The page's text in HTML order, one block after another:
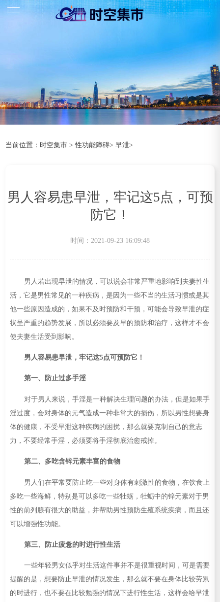
当前位置： 时空集市 >性功能障碍>早泄>
男人容易患早泄，牢记这5点，可预
防它！
时间：2021-09-23 16:09:48
男人若出现早泄的情况，可以说会非常严重地影响到夫妻性生
活，它是男性常见的一种疾病，是因为一些不当的生活习惯或是其
他一些原因造成的，如果不及时预防和干预，可能会导致早泄的症
状呈严重的趋势发展，所以必须要及早的预防和治疗，这样才不会
使夫妻生活受到影响。
男人容易患早泄，牢记这5点可预防它！
第一、防止过多手淫
对于男人来说，手淫是一种解决生理问题的办法，但是如果手
淫过度，会对身体的元气造成一种非常大的损伤，所以男性想要身
体的健康，不受早泄这种疾病的困扰，那么就要克制自己的意志
力，不要经常手淫，必须要将手淫彻底治愈戒掉。
第二、多吃含锌元素丰富的食物
男人们在平常要防止吃一些对身体有刺激性的食物，在饮食上
多吃一些海鲜，特别是可以多吃一些牡蛎，牡蛎中的锌元素对于男
性的前列腺有很大的助益，并帮助男性预防生殖系统疾病，而且还
可以增强性功能。
第三、防止疲惫的时进行性生活
一些年轻男女似乎对生活这件事并不是很重视时间，可是需要
提醒的是，想要防止早泄的情况发生，那么就不要在身体比较劳累
的时进行，也不要在比较勉强的情况下进行性生活，这样会给早泄